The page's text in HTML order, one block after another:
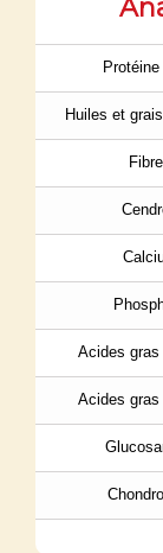
Protéine
Huiles et
Acides gras
Acides gras